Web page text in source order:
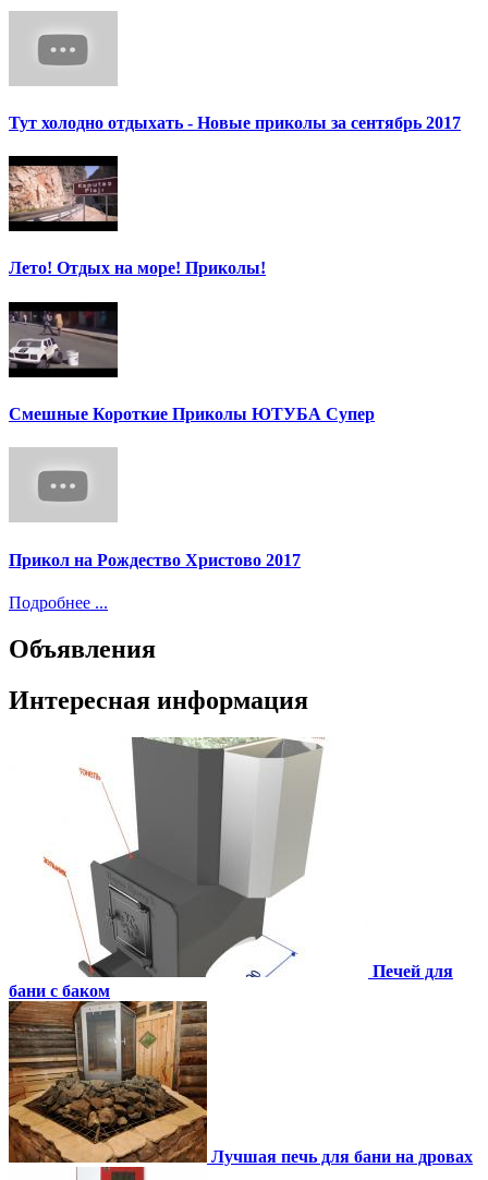
Тут холодно отдыхать - Новые приколы за сентябрь 2017
Лето! Отдых на море! Приколы!
Смешные Короткие Приколы ЮТУБА Супер
Прикол на Рождество Христово 2017
Подробнее ...
Объявления
Интересная информация
Печей для
бани с баком
Лучшая печь для бани на дровах